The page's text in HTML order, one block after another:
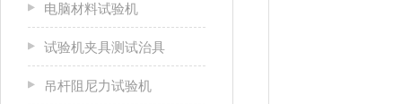
电脑材料试验机
试验机夹具测试治具
吊杆阻尼力试验机